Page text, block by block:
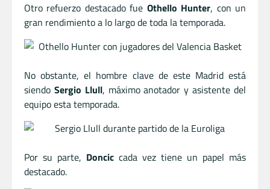
Otro refuerzo destacado fue Othello Hunter, con un
gran rendimiento a lo largo de toda la temporada.
No obstante, el hombre clave de este Madrid está
siendo Sergio Llull, máximo anotador y asistente del
equipo esta temporada.
Por su parte, Doncic cada vez tiene un papel más
destacado.